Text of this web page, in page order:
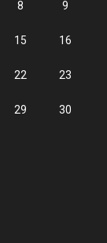
8 9
15 16
22 23
29 30